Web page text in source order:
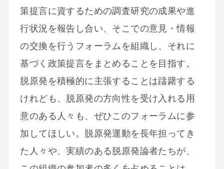
策提言に資するための調査研究の成果や進
行状況を報告し合い、そこでの意見・情報
の交換を行うフォーラムを組織し、それに
基づく政策提言をまとめることを目指す。
脱原発を積極的に主張することは躊躇する
けれども、脱原発の方向性を受け入れる用
意のある人々も、ぜひこのフォーラムに参
加してほしい。脱原発運動を長年担ってき
た人々や、実績のある脱原発論者たちが、